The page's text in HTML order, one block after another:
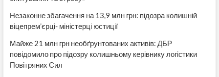
Незаконне збагачення на 13,9 млн грн: підозра колишній
віцепрем’єрці- міністерці юстиції
Майже 21 млн грн необґрунтованих активів: ДБР
повідомило про підозру колишньому керівнику логістики
Повітряних Сил